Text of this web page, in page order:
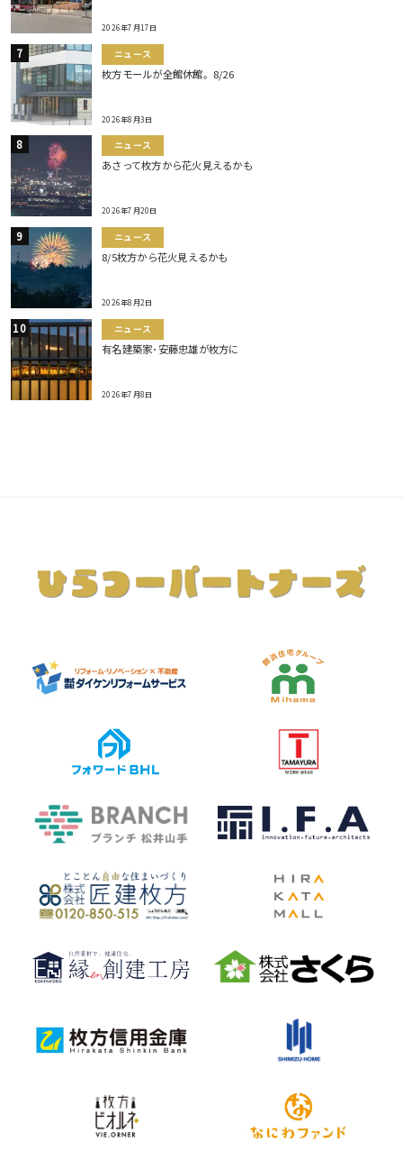
2026年7月17日
ニュース
枚方モールが全館休館。8/26
2026年8月3日
ニュース
あさって枚方から花火見えるかも
2026年7月20日
ニュース
8/5枚方から花火見えるかも
2026年8月2日
ニュース
有名建築家･安藤忠雄が枚方に
2026年7月8日